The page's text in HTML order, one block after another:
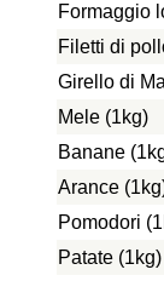
Formaggio
Filetti di
Girello di
Mele (1kg)
Banane
Arance
Pomodori
Patate (1kg)